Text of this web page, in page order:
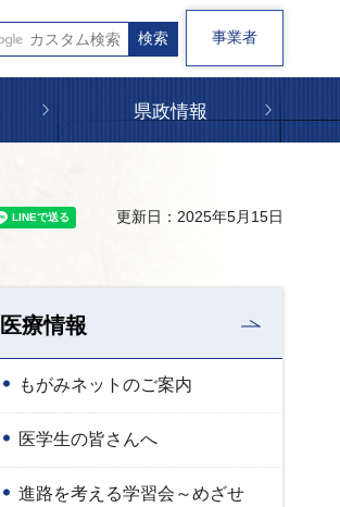
事業者
県政情報
更新日：2025年5月15日
医療情報
もがみネットのご案内
医学生の皆さんへ
進路を考える学習会～めざせ